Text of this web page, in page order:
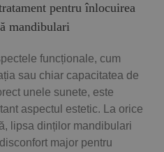
pentru înlocuirea
mandibulari
funcționale, cum
sau chiar capacitatea de
unele sunete, este
aspectul estetic. La orice
lipsa dinților mandibulari
major pentru